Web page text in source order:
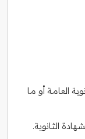
العامة أو ما